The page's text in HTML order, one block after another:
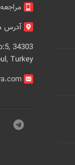
آدرس
34303
Turkey